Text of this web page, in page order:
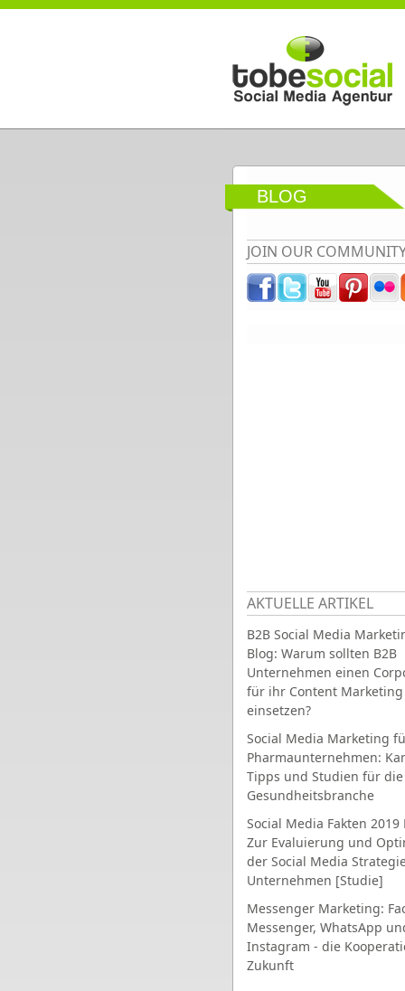
Direkt zum Inhalt
BLOG
JOIN OUR
AKTUELLE ARTIKEL
B2B Social Media
Blog: Warum sollten B2B
Unternehmen einen
für ihr Content Marketing
einsetzen?
Social Media Marketing
Pharmaunternehmen:
Tipps und Studien für die
Gesundheitsbranche
Social Media Fakten 2019
Zur Evaluierung und
der Social Media
Unternehmen [Studie]
Messenger Marketing:
Messenger, WhatsApp
Instagram - die
Zukunft